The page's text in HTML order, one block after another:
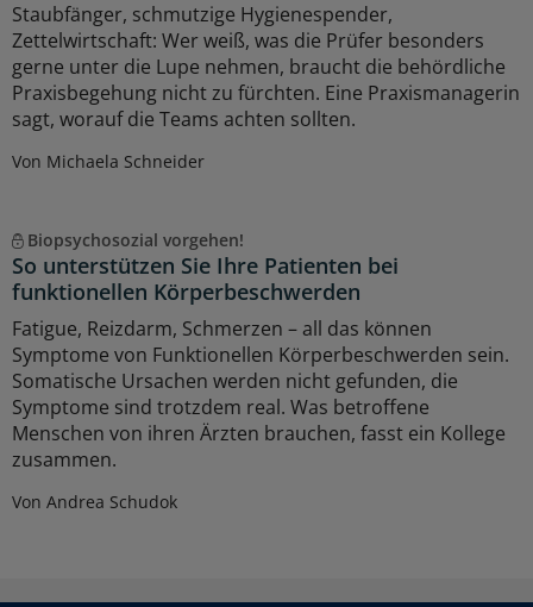
Staubfänger, schmutzige Hygienespender,
Zettelwirtschaft: Wer weiß, was die Prüfer besonders
gerne unter die Lupe nehmen, braucht die behördliche
Praxisbegehung nicht zu fürchten. Eine Praxismanagerin
sagt, worauf die Teams achten sollten.
Von Michaela Schneider
Biopsychosozial vorgehen!
So unterstützen Sie Ihre Patienten bei
funktionellen Körperbeschwerden
Fatigue, Reizdarm, Schmerzen – all das können
Symptome von Funktionellen Körperbeschwerden sein.
Somatische Ursachen werden nicht gefunden, die
Symptome sind trotzdem real. Was betroffene
Menschen von ihren Ärzten brauchen, fasst ein Kollege
zusammen.
Von Andrea Schudok